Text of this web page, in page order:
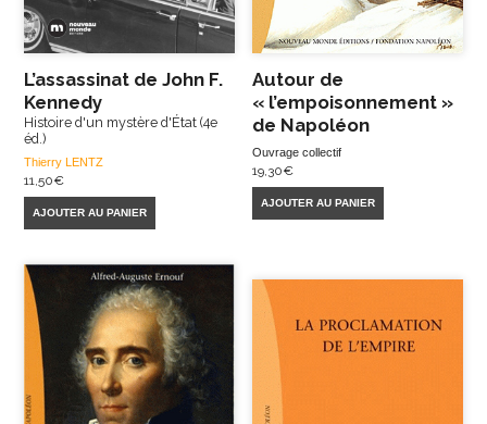
L’assassinat de John F.
Kennedy
Histoire d'un mystère d'État (4e
éd.)
Thierry LENTZ
11,50€
AJOUTER AU PANIER
Autour de
« l’empoisonnement »
de Napoléon
Ouvrage collectif
19,30€
AJOUTER AU PANIER